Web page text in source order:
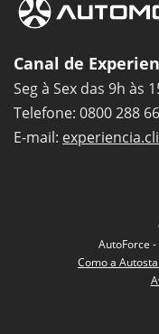
Canal de
Seg à Sex das 9h às
Telefone: 0800 288
E-mail:
AutoForce
Como a